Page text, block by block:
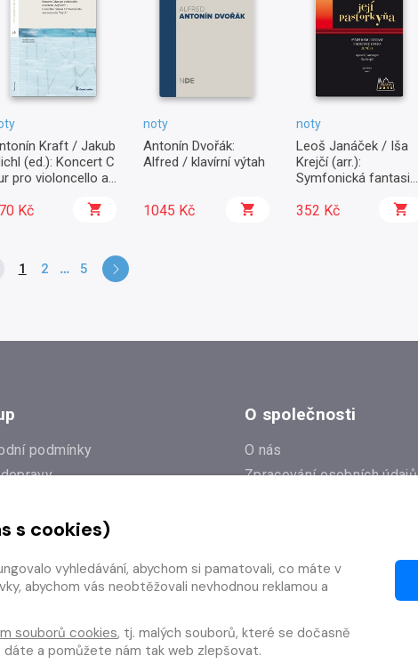
Kraft / Jakub
(ed.): Koncert C
pro violoncello a
Kč
noty
Antonín Dvořák:
Alfred / klavírní výtah
1045 Kč
noty
Leoš Janáček / Iša
Krejčí (arr.):
Symfonická fantasie
pastorkyňa Leoše
352 Kč
1 2 5
podmínky
od smlouvy
O společnosti
O nás
Zpracování osobních údajů
s cookies)
vyhledávání, abychom si pamatovali, co máte v
abychom vás neobtěžovali nevhodnou reklamou a
souborů cookies, tj. malých souborů, které se dočasně
dáte a pomůžete nám tak web zlepšovat.